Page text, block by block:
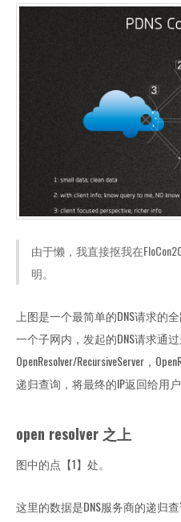
由于懒，我直接抠我在
明。
上图是一个最简单的DNS请求的
一个子网内，发起的DNS请求通
OpenResolver/RecursiveServer，
递归查询，将最终的IP返回给用户
open resolver 之上
图中的点【1】处。
这里的数据是DNS服务商的递归